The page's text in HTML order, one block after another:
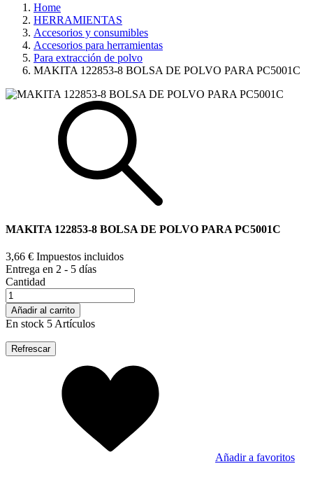
Home
HERRAMIENTAS
Accesorios y consumibles
Accesorios para herramientas
Para extracción de polvo
MAKITA 122853-8 BOLSA DE POLVO PARA PC5001C
MAKITA 122853-8 BOLSA DE POLVO PARA PC5001C
3,66 € Impuestos incluidos
Entrega en 2 - 5 días
Cantidad
Añadir al carrito
En stock 5 Artículos
Añadir a favoritos